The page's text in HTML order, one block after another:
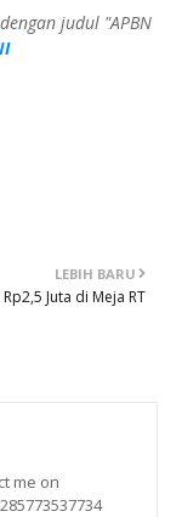
judul "APBN
LEBIH BARU
Rp2,5 Juta di Meja RT
me on